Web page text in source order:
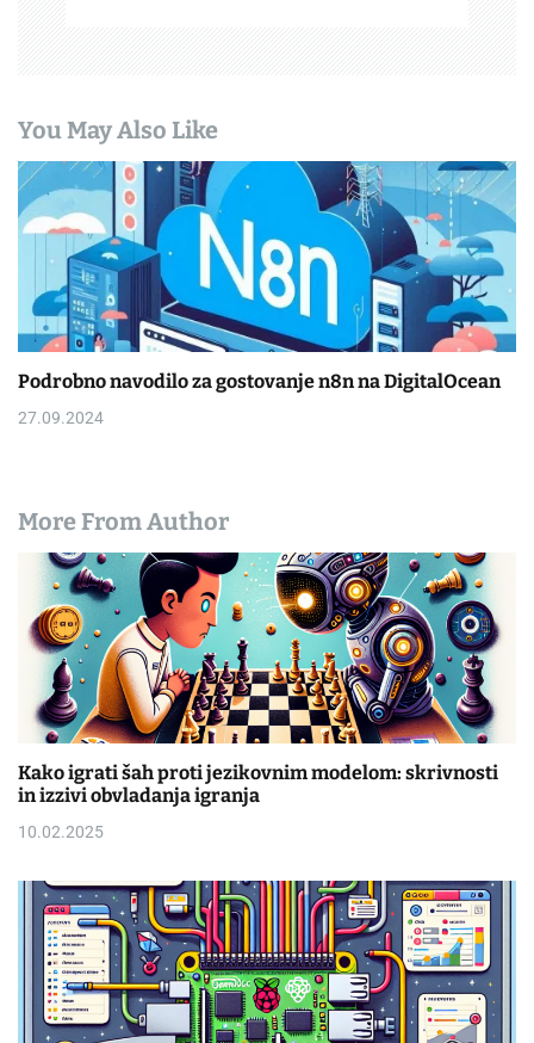
You May Also Like
Podrobno navodilo za gostovanje n8n na DigitalOcean
27.09.2024
More From Author
Kako igrati šah proti jezikovnim modelom: skrivnosti
in izzivi obvladanja igranja
10.02.2025